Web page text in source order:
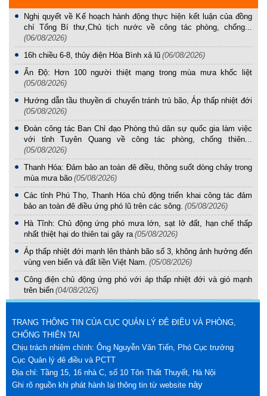
Nghị quyết về Kế hoạch hành động thực hiện kết luận của đồng
chí Tổng Bí thư,Chủ tịch nước về công tác phòng, chống...
(06/08/2026)
16h chiều 6-8, thủy điện Hòa Bình xả lũ (06/08/2026)
Ấn Độ: Hơn 100 người thiệt mạng trong mùa mưa khốc liệt
(05/08/2026)
Hướng dẫn tầu thuyền di chuyển tránh trú bão, Áp thấp nhiệt đới
(05/08/2026)
Đoàn công tác Ban Chỉ đạo Phòng thủ dân sự quốc gia làm việc
với tỉnh Tuyên Quang về công tác phòng, chống thiên...
(05/08/2026)
Thanh Hóa: Đảm bảo an toàn đê điều, thông suốt dòng chảy trong
mùa mưa bão (05/08/2026)
Các tỉnh Phú Thọ, Thanh Hóa chủ động triển khai công tác đảm
bảo an toàn đê điều ứng phó lũ trên các sông. (05/08/2026)
Hà Tĩnh: Chủ động ứng phó mưa lớn, sạt lở đất, hạn chế thấp
nhất thiệt hại do thiên tai gây ra (05/08/2026)
Áp thấp nhiệt đới mạnh lên thành bão số 3, không ảnh hưởng đến
vùng ven biển và đất liền Việt Nam. (05/08/2026)
Công điện chủ động ứng phó với áp thấp nhiệt đới và gió mạnh
trên biển (04/08/2026)
TRANG THÔNG TIN CỦA CỤC QUẢN LÝ ĐÊ ĐIỀU VÀ PHÒNG,
CHỐNG THIÊN TAI
Chịu trách nhiệm chính: Ông Nguyễn Văn Tiến, Phó Cục trưởng
Cục Quản lý đê điều và PCTT
Địa chỉ: Tầng 15, 16 nhà C, số 10 Tôn Thất Thuyết, Hà Nội
Ghi rõ nguồn khi phát hành lại thông tin từ website này